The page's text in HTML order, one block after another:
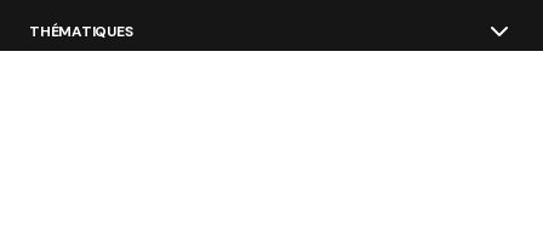
THÉMATIQUES